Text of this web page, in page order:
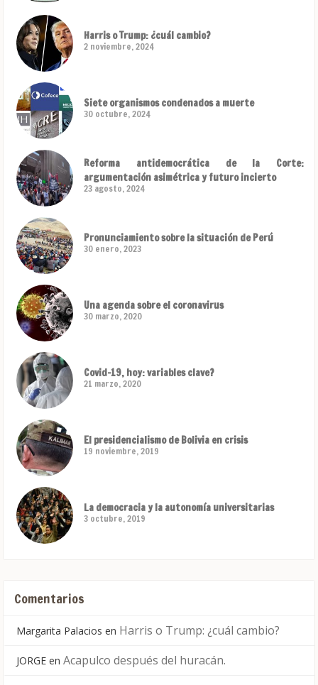
Harris o Trump: ¿cuál cambio?
2 noviembre, 2024
Siete organismos condenados a muerte
30 octubre, 2024
Reforma antidemocrática de la Corte:
argumentación asimétrica y futuro incierto
23 agosto, 2024
Pronunciamiento sobre la situación de Perú
30 enero, 2023
Una agenda sobre el coronavirus
30 marzo, 2020
Covid-19, hoy: variables clave?
21 marzo, 2020
El presidencialismo de Bolivia en crisis
19 noviembre, 2019
La democracia y la autonomía universitarias
3 octubre, 2019
Comentarios
Margarita Palacios en Harris o Trump: ¿cuál cambio?
JORGE en Acapulco después del huracán.